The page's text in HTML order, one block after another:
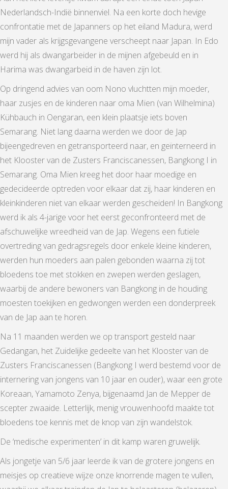
Nederlandsch-Indië binnenviel. Na een korte doch hevige
confrontatie met de Japanners op het eiland Madura, werd
mijn vader als krijgsgevangene verscheept naar Japan. In Edo
werd hij als dwangarbeider in de mijnen afgebeuld en in
Harima was dwangarbeid in de haven zijn lot.
Op dringend advies van oom Nono vluchtten mijn moeder,
haar zusjes en de kinderen naar oma Mien (van Wilhelmina)
Kühbauch in Oengaran, een klein plaatsje iets boven
Semarang. Niet lang daarna werden we door de Jap
bijeengedreven en getransporteerd naar, en geïnterneerd in
het Klooster van de Zusters Franciscanessen, Bangkong I in
Semarang. Oma Mien kreeg het door haar moedige en
gedecideerde optreden voor elkaar dat zij, haar kinderen en
kleinkinderen niet van elkaar werden gescheiden! In Bangkong
werd ik als 4-jarige voor het eerst geconfronteerd met de
afschuwelijke wreedheid van de Jap. Wegens een futiele
overtreding van gedragsregels door enkele kleine kinderen,
werden hun moeders aan palen gebonden waarna zij tot
bloedens toe met stokken en zwepen werden geslagen,
waarbij de andere bewoners van Bangkong in de houding
moesten toekijken en gedwongen werden een donderpreek
van de Jap aan te horen.
Na 11 maanden werden we op transport gesteld naar
Gedangan, het Zuidelijke gedeelte van het Klooster van de
Zusters Franciscanessen (Bangkong I werd bestemd voor de
internering van jongens van 10 jaar en ouder), waar een grote
Koreaan, Yamamoto Zenya, bijgenaamd Jan de Mepper de
scepter zwaaide. Letterlijk, menig vrouwenhoofd maakte tot
bloedens toe kennis met de knop van zijn wandelstok.
De ‘medische experimenten’ in dit kamp waren gruwelijk.
Als jongetje van 5/6 jaar leerde ik van de grotere jongens en
meisjes op creatieve wijze onze knorrende magen te vullen,